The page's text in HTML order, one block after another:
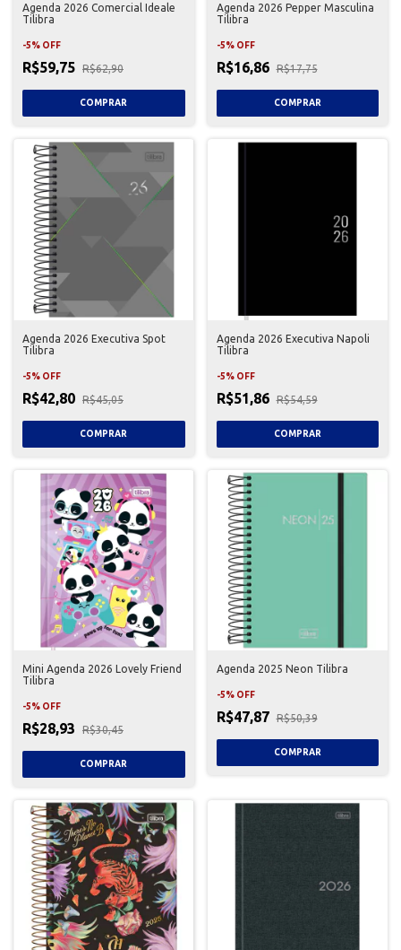
Agenda 2026 Comercial Ideale
Tilibra
-5% OFF
R$59,75 R$62,90
Agenda 2026 Pepper Masculina
Tilibra
-5% OFF
R$16,86 R$17,75
Agenda 2026 Executiva Spot
Tilibra
-5% OFF
R$42,80 R$45,05
Agenda 2026 Executiva Napoli
Tilibra
-5% OFF
R$51,86 R$54,59
Mini Agenda 2026 Lovely Friend
Tilibra
-5% OFF
R$28,93 R$30,45
Agenda 2025 Neon Tilibra
-5% OFF
R$47,87 R$50,39